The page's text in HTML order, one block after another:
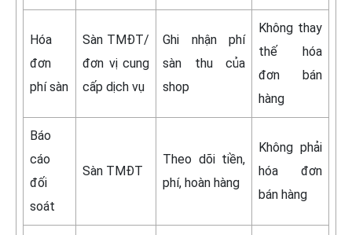
Hóa
đơn
phí sàn
Sàn TMĐT/
đơn vị cung
cấp dịch vụ
Ghi nhận phí
sàn thu của
shop
Không thay
thế hóa
đơn bán
hàng
Báo
cáo
đối
soát
Sàn TMĐT
Theo dõi tiền,
phí, hoàn hàng
Không phải
hóa đơn
bán hàng